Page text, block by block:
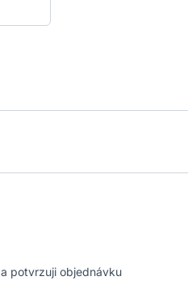
a potvrzuji objednávku